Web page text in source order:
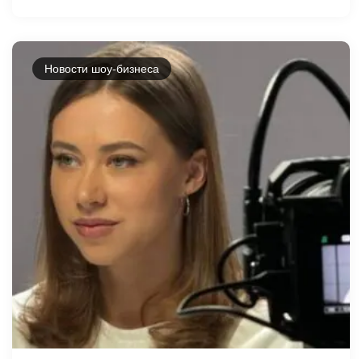
Новости шоу-бизнеса